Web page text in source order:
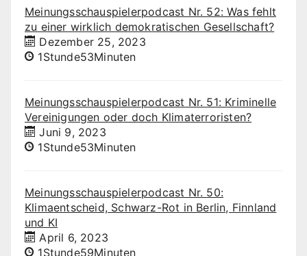
Meinungsschauspielerpodcast Nr. 52: Was fehlt
zu einer wirklich demokratischen Gesellschaft?
Dezember 25, 2023
1Stunde53Minuten
Meinungsschauspielerpodcast Nr. 51: Kriminelle
Vereinigungen oder doch Klimaterroristen?
Juni 9, 2023
1Stunde53Minuten
Meinungsschauspielerpodcast Nr. 50:
Klimaentscheid, Schwarz-Rot in Berlin, Finnland
und KI
April 6, 2023
1Stunde59Minuten